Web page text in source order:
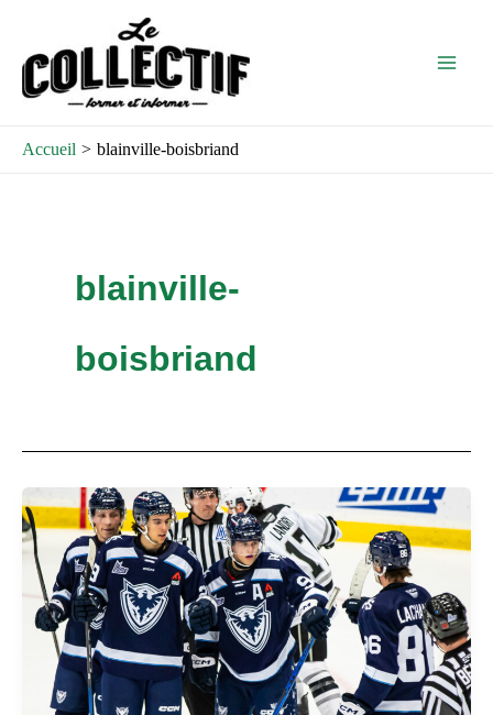
contenu
Accueil blainville-boisbriand
blainville-
boisbriand